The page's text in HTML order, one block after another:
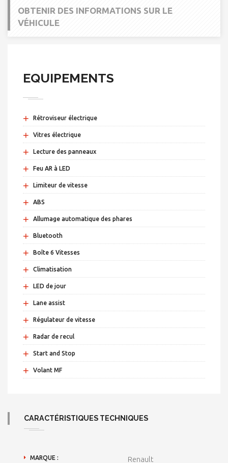
OBTENIR DES INFORMATIONS SUR LE
VÉHICULE
EQUIPEMENTS
+ Rétroviseur électrique
+ Vitres électrique
+ Lecture des panneaux
+ Feu AR à LED
+ Limiteur de vitesse
+ ABS
+ Allumage automatique des phares
+ Bluetooth
+ Boîte 6 Vitesses
+ Climatisation
+ LED de jour
+ Lane assist
+ Régulateur de vitesse
+ Radar de recul
+ Start and Stop
+ Volant MF
CARACTÉRISTIQUES TECHNIQUES
MARQUE : Renault